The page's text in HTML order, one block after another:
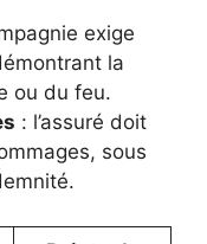
exige
la
ou du feu.
: l’assuré doit
sous